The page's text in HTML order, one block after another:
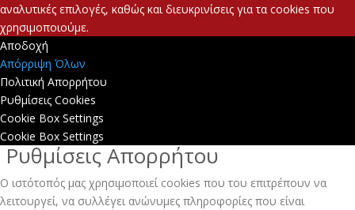
αναλυτικές επιλογές, καθώς και διευκρινίσεις για τα cookies που
χρησιμοποιούμε.
Αποδοχή
Απόρριψη Όλων
Πολιτική Απορρήτου
Ρυθμίσεις Cookies
Cookie Box Settings
Cookie Box Settings
Ρυθμίσεις Απορρήτου
Ο ιστότοπός μας χρησιμοποιεί cookies που του επιτρέπουν να
λειτουργεί, να συλλέγει ανώνυμες πληροφορίες που είναι